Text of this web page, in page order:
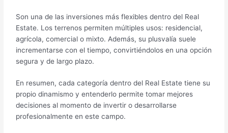
Son una de las inversiones más flexibles dentro del Real
Estate. Los terrenos permiten múltiples usos: residencial,
agrícola, comercial o mixto. Además, su plusvalía suele
incrementarse con el tiempo, convirtiéndolos en una opción
segura y de largo plazo.
En resumen, cada categoría dentro del Real Estate tiene su
propio dinamismo y entenderlo permite tomar mejores
decisiones al momento de invertir o desarrollarse
profesionalmente en este campo.